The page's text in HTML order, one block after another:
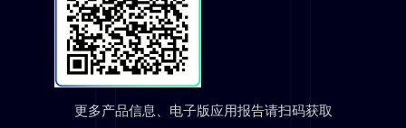
更多产品信息、电子版应用报告请扫码获取